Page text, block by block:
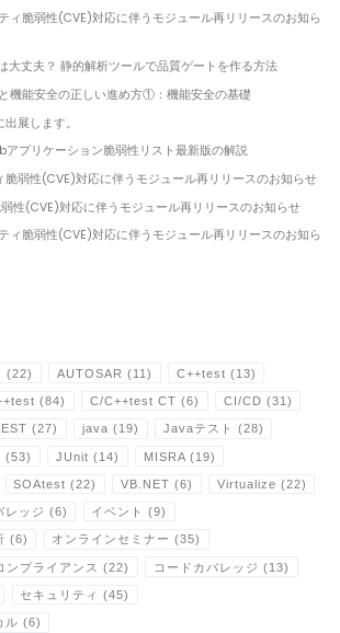
ィ脆弱性(CVE)対応に伴うモジュール再リリースのお知ら
大丈夫？ 静的解析ツールで品質ゲートを作る方法
機能安全の正しい進め方①：機能安全の基礎
展します。
アプリケーション脆弱性リスト最新版の解説
脆弱性(CVE)対応に伴うモジュール再リリースのお知らせ
性(CVE)対応に伴うモジュール再リリースのお知らせ
ィ脆弱性(CVE)対応に伴うモジュール再リリースのお知ら
(22) AUTOSAR (11) C++test (13)
(84) C/C++test CT (6) CI/CD (31)
(27) java (19) Javaテスト (28)
(53) JUnit (14) MISRA(19)
SOAtest (22) VB.NET (6) Virtualize (22)
レッジ (6) イベント (9)
(6) オンラインセミナー (35)
ンプライアンス (22) コードカバレッジ (13)
セキュリティ (45)
ル (6)